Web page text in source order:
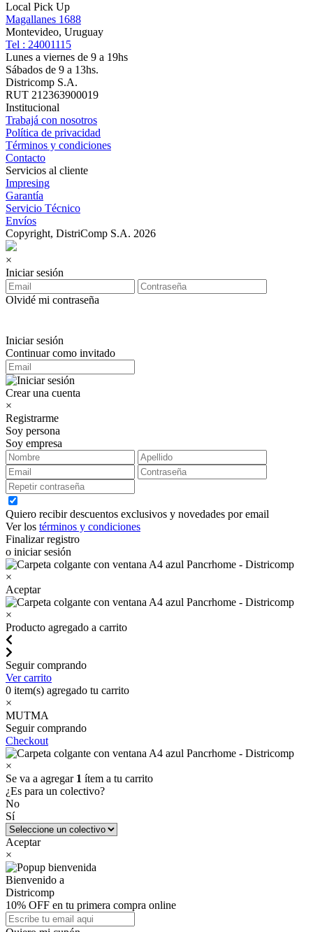
Local Pick Up
Magallanes 1688
Montevideo, Uruguay
Tel : 24001115
Lunes a viernes de 9 a 19hs
Sábados de 9 a 13hs.
Districomp S.A.
RUT 212363900019
Institucional
Trabajá con nosotros
Política de privacidad
Términos y condiciones
Contacto
Servicios al cliente
Impresing
Garantía
Servicio Técnico
Envíos
Copyright, DistriComp S.A. 2026
×
Iniciar sesión
Olvidé mi contraseña
Iniciar sesión
Continuar como invitado
Crear una cuenta
×
Registrarme
Soy persona
Soy empresa
Quiero recibir descuentos exclusivos y novedades por email
Ver los términos y condiciones
Finalizar registro
o iniciar sesión
×
Aceptar
×
Producto agregado a carrito
Seguir comprando
Ver carrito
0 item(s) agregado tu carrito
×
MUTMA
Seguir comprando
Checkout
×
Se va a agregar 1 ítem a tu carrito
¿Es para un colectivo?
No
Sí
Aceptar
×
Bienvenido a
Districomp
10% OFF en tu primera compra online